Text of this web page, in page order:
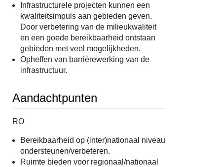
Infrastructurele projecten kunnen een
kwaliteitsimpuls aan gebieden geven.
Door verbetering van de milieukwaliteit
en een goede bereikbaarheid ontstaan
gebieden met veel mogelijkheden.
Opheffen van barrièrewerking van de
infrastructuur.
Aandachtpunten
RO
Bereikbaarheid op (inter)nationaal niveau
ondersteunen/verbeteren.
Ruimte bieden voor regionaal/nationaal